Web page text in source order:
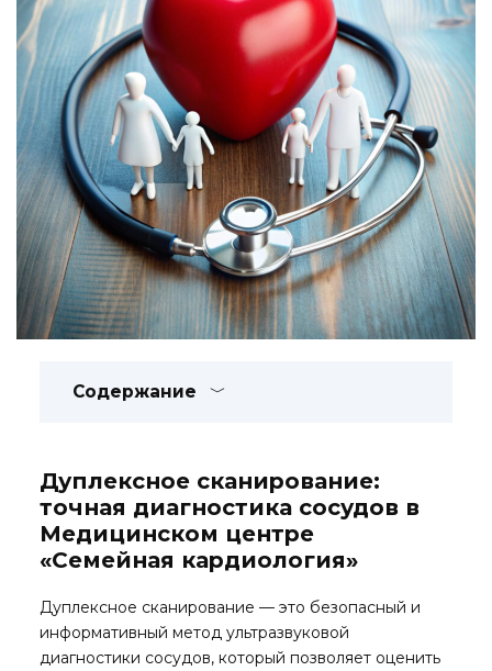
Содержание
Дуплексное сканирование:
точная диагностика сосудов в
Медицинском центре
«Семейная кардиология»
Дуплексное сканирование — это безопасный и
информативный метод ультразвуковой
диагностики сосудов, который позволяет оценить